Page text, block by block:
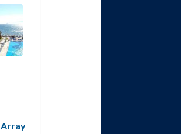
Array في فندق Del Mare Boutique Hotel Bodrum